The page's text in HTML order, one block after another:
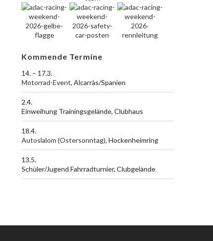
Kommende Termine
14. – 17.3.
Motorrad-Event, Alcarràs/Spanien
2.4.
Einweihung Trainingsgelände, Clubhaus
18.4.
Autoslalom (Ostersonntag), Hockenheimring
13.5.
Schüler/Jugend Fahrradturnier, Clubgelände